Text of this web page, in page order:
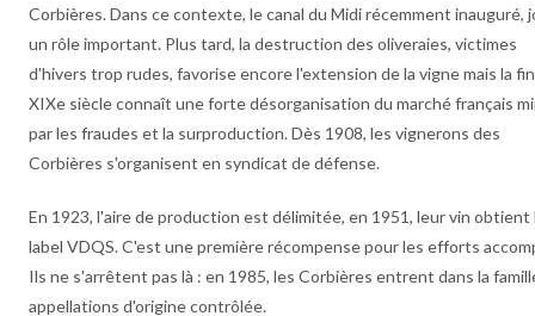
Corbières. Dans ce contexte, le canal du Midi récemment inauguré,
un rôle important. Plus tard, la destruction des oliveraies, victimes
d'hivers trop rudes, favorise encore l'extension de la vigne mais la
XIXe siècle connaît une forte désorganisation du marché français
par les fraudes et la surproduction. Dès 1908, les vignerons des
Corbières s'organisent en syndicat de défense.
En 1923, l'aire de production est délimitée, en 1951, leur vin obtient
label VDQS. C'est une première récompense pour les efforts
Ils ne s'arrêtent pas là : en 1985, les Corbières entrent dans la
appellations d'origine contrôlée.